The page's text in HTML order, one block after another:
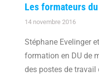
Les formateurs
14 novembre 2016
Stéphane Evelinger
formation en DU de
des postes de travail